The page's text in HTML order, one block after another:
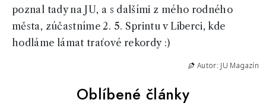
poznal tady na JU, a s dalšími z mého rodného
města, zúčastníme 2. 5. Sprintu v Liberci, kde
hodláme lámat traťové rekordy :)
Autor: JU Magazín
Oblíbené články